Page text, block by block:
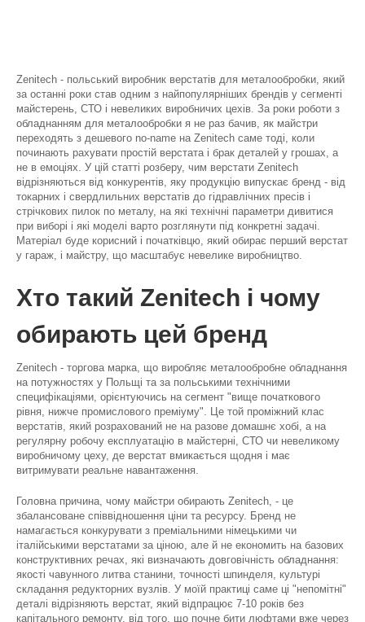
Zenitech - польський виробник верстатів для металообробки, який
за останні роки став одним з найпопулярніших брендів у сегменті
майстерень, СТО і невеликих виробничих цехів. За роки роботи з
обладнанням для металообробки я не раз бачив, як майстри
переходять з дешевого no-name на Zenitech саме тоді, коли
починають рахувати простій верстата і брак деталей у грошах, а
не в емоціях. У цій статті розберу, чим верстати Zenitech
відрізняються від конкурентів, яку продукцію випускає бренд - від
токарних і свердлильних верстатів до гідравлічних пресів і
стрічкових пилок по металу, на які технічні параметри дивитися
при виборі і які моделі варто розглянути під конкретні задачі.
Матеріал буде корисний і початківцю, який обирає перший верстат
у гараж, і майстру, що масштабує невелике виробництво.
Хто такий Zenitech і чому
обирають цей бренд
Zenitech - торгова марка, що виробляє металообробне обладнання
на потужностях у Польщі та за польськими технічними
специфікаціями, орієнтуючись на сегмент "вище початкового
рівня, нижче промислового преміуму". Це той проміжний клас
верстатів, який розрахований не на разове домашнє хобі, а на
регулярну робочу експлуатацію в майстерні, СТО чи невеликому
виробничому цеху, де верстат вмикається щодня і має
витримувати реальне навантаження.
Головна причина, чому майстри обирають Zenitech, - це
збалансоване співвідношення ціни та ресурсу. Бренд не
намагається конкурувати з преміальними німецькими чи
італійськими верстатами за ціною, але й не економить на базових
конструктивних речах, які визначають довговічність обладнання:
якості чавунного литва станини, точності шпинделя, культурі
складання редукторних вузлів. У моїй практиці саме ці "непомітні"
деталі відрізняють верстат, який відпрацює 7-10 років без
капітального ремонту, від того, що почне бити люфтами вже через